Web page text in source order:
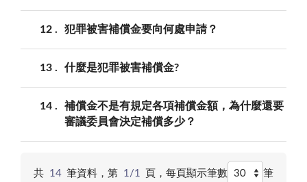
12 犯罪被害補償金要向何處申請？
13 什麼是犯罪被害補償金?
14
補償金不是有規定各項補償金額，為什麼還要
審議委員會決定補償多少？
共 14 筆資料，第 1/1 頁，每頁顯示筆數 筆